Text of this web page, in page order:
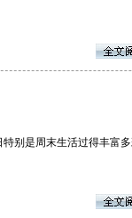
别是周末生活过得丰富